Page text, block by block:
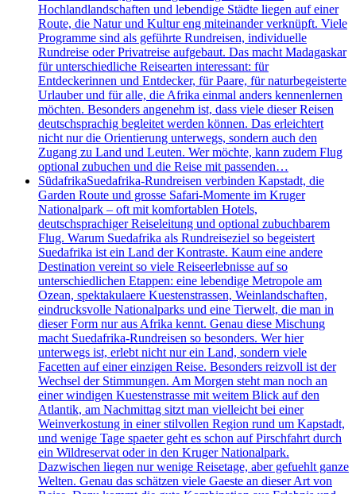
Hochlandlandschaften und lebendige Städte liegen auf einer
Route, die Natur und Kultur eng miteinander verknüpft. Viele
Programme sind als geführte Rundreisen, individuelle
Rundreise oder Privatreise aufgebaut. Das macht Madagaskar
für unterschiedliche Reisearten interessant: für
Entdeckerinnen und Entdecker, für Paare, für naturbegeisterte
Urlauber und für alle, die Afrika einmal anders kennenlernen
möchten. Besonders angenehm ist, dass viele dieser Reisen
deutschsprachig begleitet werden können. Das erleichtert
nicht nur die Orientierung unterwegs, sondern auch den
Zugang zu Land und Leuten. Wer möchte, kann zudem Flug
optional zubuchen und die Reise mit passenden…
SüdafrikaSuedafrika-Rundreisen verbinden Kapstadt, die
Garden Route und grosse Safari-Momente im Kruger
Nationalpark – oft mit komfortablen Hotels,
deutschsprachiger Reiseleitung und optional zubuchbarem
Flug. Warum Suedafrika als Rundreiseziel so begeistert
Suedafrika ist ein Land der Kontraste. Kaum eine andere
Destination vereint so viele Reiseerlebnisse auf so
unterschiedlichen Etappen: eine lebendige Metropole am
Ozean, spektakulaere Kuestenstrassen, Weinlandschaften,
eindrucksvolle Nationalparks und eine Tierwelt, die man in
dieser Form nur aus Afrika kennt. Genau diese Mischung
macht Suedafrika-Rundreisen so besonders. Wer hier
unterwegs ist, erlebt nicht nur ein Land, sondern viele
Facetten auf einer einzigen Reise. Besonders reizvoll ist der
Wechsel der Stimmungen. Am Morgen steht man noch an
einer windigen Kuestenstrasse mit weitem Blick auf den
Atlantik, am Nachmittag sitzt man vielleicht bei einer
Weinverkostung in einer stilvollen Region rund um Kapstadt,
und wenige Tage spaeter geht es schon auf Pirschfahrt durch
ein Wildreservat oder in den Kruger Nationalpark.
Dazwischen liegen nur wenige Reisetage, aber gefuehlt ganze
Welten. Genau das schätzen viele Gaeste an dieser Art von